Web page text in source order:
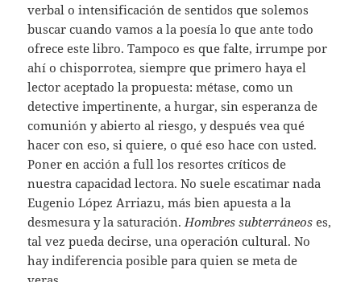
verbal o intensificación de sentidos que solemos
buscar cuando vamos a la poesía lo que ante todo
ofrece este libro. Tampoco es que falte, irrumpe por
ahí o chisporrotea, siempre que primero haya el
lector aceptado la propuesta: métase, como un
detective impertinente, a hurgar, sin esperanza de
comunión y abierto al riesgo, y después vea qué
hacer con eso, si quiere, o qué eso hace con usted.
Poner en acción a full los resortes críticos de
nuestra capacidad lectora. No suele escatimar nada
Eugenio López Arriazu, más bien apuesta a la
desmesura y la saturación.Hombres subterráneos es,
tal vez pueda decirse, una operación cultural. No
hay indiferencia posible para quien se meta de